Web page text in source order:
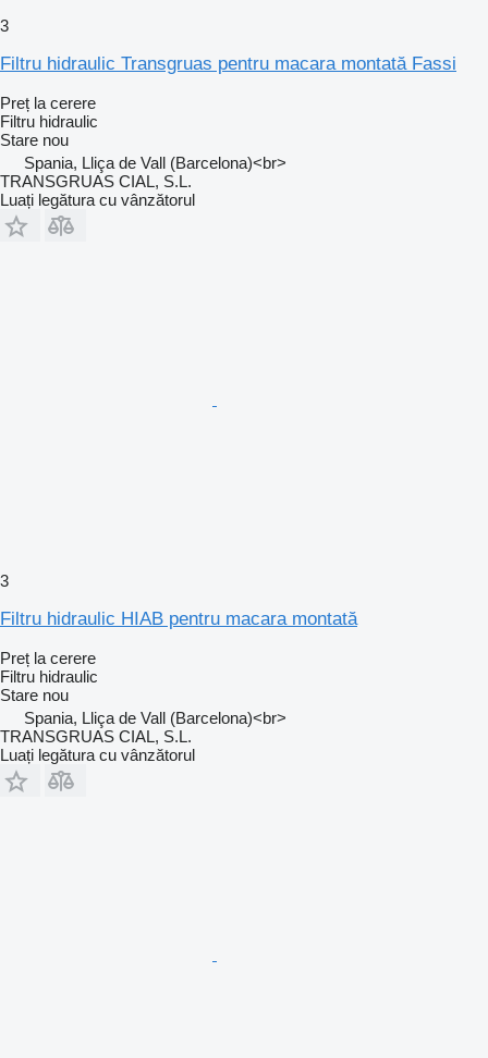
3
Filtru hidraulic Transgruas pentru macara montată Fassi
Preț la cerere
Filtru hidraulic
Stare nou
Spania, Lliça de Vall (Barcelona)<br>
TRANSGRUAS CIAL, S.L.
Luați legătura cu vânzătorul
3
Filtru hidraulic HIAB pentru macara montată
Preț la cerere
Filtru hidraulic
Stare nou
Spania, Lliça de Vall (Barcelona)<br>
TRANSGRUAS CIAL, S.L.
Luați legătura cu vânzătorul